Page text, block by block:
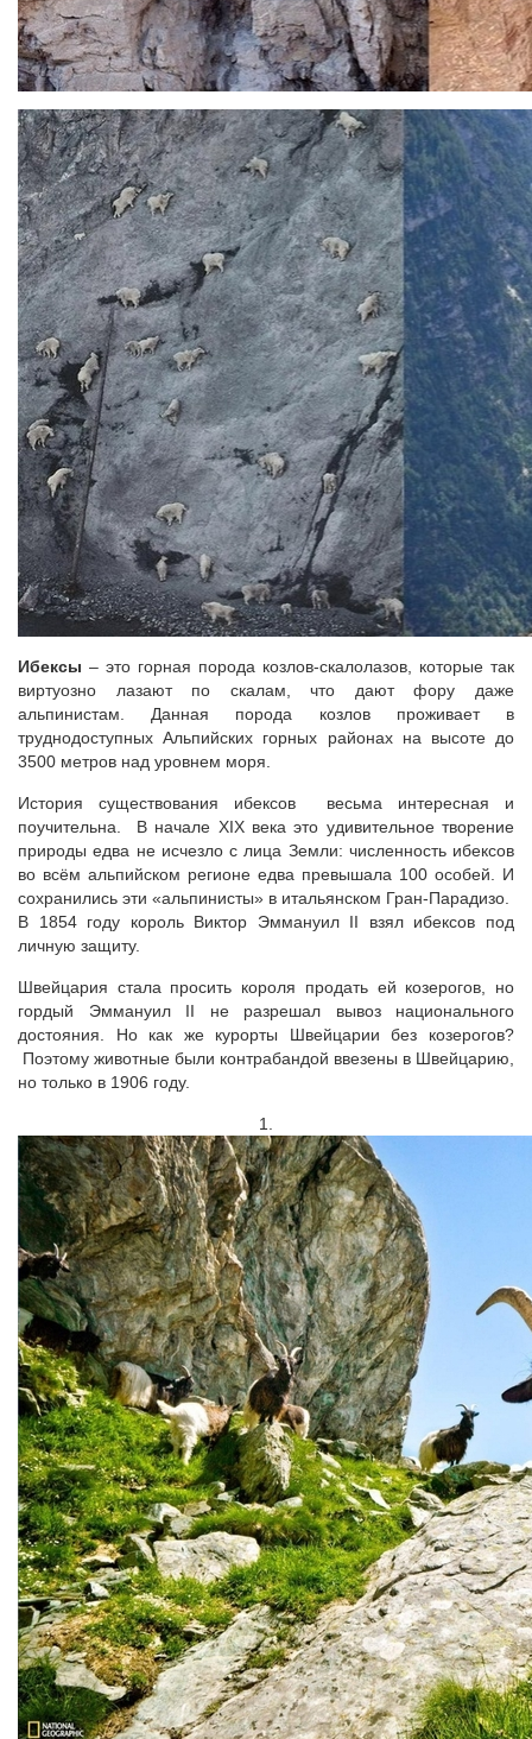
Ибексы – это горная порода козлов-скалолазов, которые так
виртуозно лазают по скалам, что дают фору даже
альпинистам. Данная порода козлов проживает в
труднодоступных Альпийских горных районах на высоте до
3500 метров над уровнем моря.
История существования ибексов весьма интересная и
поучительна. В начале XIX века это удивительное творение
природы едва не исчезло с лица Земли: численность ибексов
во всём альпийском регионе едва превышала 100 особей. И
сохранились эти «альпинисты» в итальянском Гран-Парадизо.
В 1854 году король Виктор Эммануил II взял ибексов под
личную защиту.
Швейцария стала просить короля продать ей козерогов, но
гордый Эммануил II не разрешал вывоз национального
достояния. Но как же курорты Швейцарии без козерогов?
Поэтому животные были контрабандой ввезены в Швейцарию,
но только в 1906 году.
1.